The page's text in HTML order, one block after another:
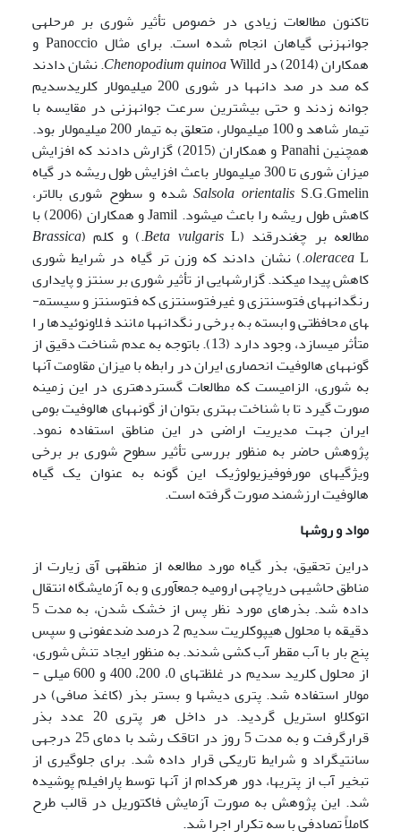
تاکنون مطالعات زیادی در خصوص تأثیر شوری بر مرحله­ی
جوانه­زنی گیاهان انجام شده است. برای مثال Panoccio و
همکاران (2014) در
Chenopodium quinoaWilld. نشان دادند
که صد در صد دانه­ها در شوری 200 میلی­مولار کلریدسدیم
جوانه زدند و حتی بیشترین سرعت جوانه­زنی در مقایسه با
تیمار شاهد و 100 میلی­مولار، متعلق به تیمار 200 میلی­مولار بود.
همچنین Panahi و همکاران (2015) گزارش دادند که افزایش
میزان شوری تا 300 میلی­مولار باعث افزایش طول ریشه در گیاه
Salsola orientalisS.G.Gmelin شده و سطوح شوری بالاتر،
کاهش طول ریشه را باعث می­شود. Jamil و همکاران (2006) با
مطالعه بر چغندرقند (
Beta vulgaris L.) و کلم (
Brassica
oleraceaL.) نشان دادند که وزن تر گیاه در شرایط شوری
کاهش پیدا می­کند. گزارش­هایی از تأثیر شوری بر سنتز و پایداری
رنگدانه­های فتوسنتزی و غیرفتوسنتزی که فتوسنتز و سیستم­
های محافظتی وابسته به برخی رنگدانه­ها مانند فلاونوئیدها را
متأثر می­سازد، وجود دارد (13). باتوجه به عدم شناخت دقیق از
گونه­های هالوفیت انحصاری ایران در رابطه با میزان مقاومت آنها
به شوری، الزامیست که مطالعات گسترده­تری در این زمینه
صورت گیرد تا با شناخت بهتری بتوان از گونه­های هالوفیت بومی
ایران جهت مدیریت اراضی در این مناطق استفاده نمود.
پژوهش حاضر به منظور بررسی تأثیر سطوح شوری بر برخی
ویژگی­های مورفوفیزیولوژیک این گونه به عنوان یک گیاه
هالوفیت ارزشمند صورت گرفته است.
مواد و روشها
دراین تحقیق، بذر گیاه مورد مطالعه از منطقه­ی آق زیارت از
مناطق حاشیه­ی دریاچه­ی ارومیه جمع­آوری و به آزمایشگاه انتقال
داده شد. بذرهای مورد نظر پس از خشک شدن، به مدت 5
دقیقه با محلول هیپوکلریت سدیم 2 درصد ضدعفونی و سپس
پنج بار با آب مقطر آب کشی شدند. به منظور ایجاد تنش شوری،
از محلول­ کلرید سدیم در غلظت­های 0، 200، 400 و 600 میلی ­
مولار استفاده شد. پتری دیش­ها و بستر بذر (کاغذ صافی) در
اتوکلاو استریل گردید. در داخل هر پتری 20 عدد بذر
قرارگرفت و به مدت 5 روز در اتاقک رشد با دمای 25 درجه­ی
سانتیگراد و شرایط تاریکی قرار داده شد. برای جلوگیری از
تبخیر آب از پتری­ها، دور هرکدام از آن­ها توسط پارافیلم پوشیده
شد. این پژوهش به صورت آزمایش فاکتوریل در قالب طرح
کاملاً تصادفی با سه تکرار اجرا شد.